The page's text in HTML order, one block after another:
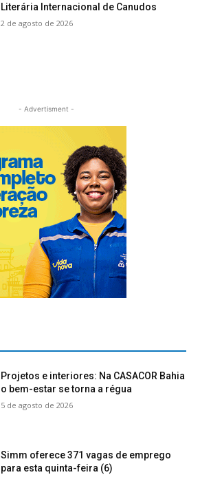
Literária Internacional de Canudos
2 de agosto de 2026
- Advertisment -
Projetos e interiores: Na CASACOR Bahia
o bem-estar se torna a régua
5 de agosto de 2026
Simm oferece 371 vagas de emprego
para esta quinta-feira (6)